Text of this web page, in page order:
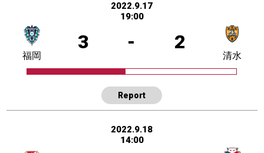
2022.9.17
19:00
3 - 2
福岡 清水
Report
2022.9.18
14:00